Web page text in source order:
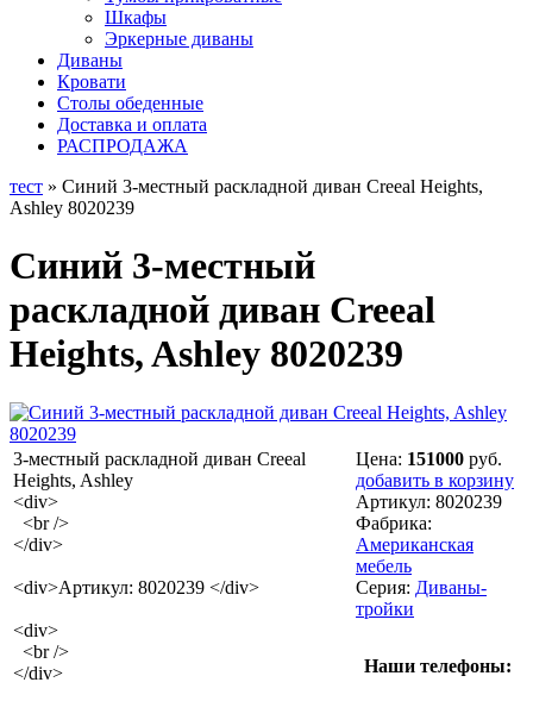
Шкафы
Эркерные диваны
Диваны
Кровати
Столы обеденные
Доставка и оплата
РАСПРОДАЖА
тест » Синий 3-местный раскладной диван Creeal Heights,
Ashley 8020239
Синий 3-местный
раскладной диван Creeal
Heights, Ashley 8020239
3-местный раскладной диван Creeal
Heights, Ashley
<div>
<br />
</div>
<div>Артикул: 8020239 </div>
<div>
<br />
</div>
Цена: 151000 руб.
добавить в корзину
Артикул: 8020239
Фабрика:
Американская
мебель
Серия: Диваны-
тройки
Наши телефоны: